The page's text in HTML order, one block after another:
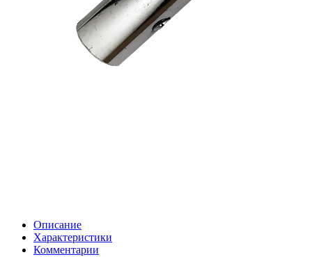
Описание
Характеристики
Комментарии